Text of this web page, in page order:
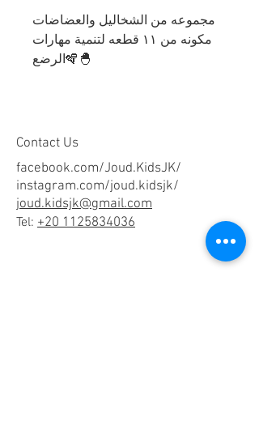
مجموعه من الشخاليل والعضاضات
مكونه من ١١ قطعه لتنمية مهارات
الرضع🪇🐣
Contact Us
facebook.com/Joud.KidsJK/
instagram.com/joud.kidsjk/
joud.kidsjk@gmail.com
Tel: +20 1125834036